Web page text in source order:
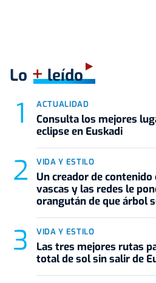
Lo +leído
ACTUALIDAD
Consulta los mejores
eclipse en Euskadi
VIDA Y ESTILO
Un creador de
vascas y las redes le
orangután de que árbol
VIDA Y ESTILO
Las tres mejores rutas
total de sol sin salir de